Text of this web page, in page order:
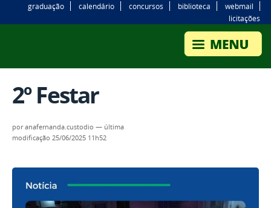
graduação
calendário concursos biblioteca
webmail
licitações
2º Festar
poranafernanda.custodio — última
modificação 25/06/2025 11h52